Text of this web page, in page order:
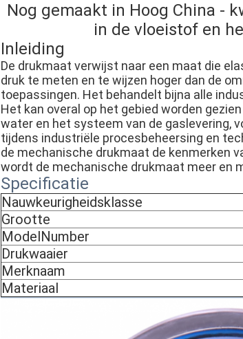
Nog gemaakt in Hoog China -
in de vloeistof en
Inleiding
De drukmaat verwijst naar een maat die
druk te meten en te wijzen hoger dan de
toepassingen. Het behandelt bijna alle
Het kan overal op het gebied worden
water en het systeem van de gaslevering,
tijdens industriële procesbeheersing en
de mechanische drukmaat de kenmerken
wordt de mechanische drukmaat meer en
Specificatie
Nauwkeurigheidsklasse
Grootte
ModelNumber
Drukwaaier
Merknaam
Materiaal